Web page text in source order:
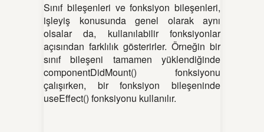
Sınıf bileşenleri ve fonksiyon bileşenleri,
işleyiş konusunda genel olarak aynı
olsalar da, kullanılabilir fonksiyonlar
açısından farklılık gösterirler. Örneğin bir
sınıf bileşeni tamamen yüklendiğinde
componentDidMount() fonksiyonu
çalışırken, bir fonksiyon bileşeninde
useEffect() fonksiyonu kullanılır.